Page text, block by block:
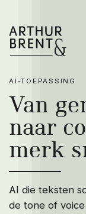
Zo
Merk bouwen
Merk
Merk activeren
We werken
AI-TOEPASSING
Van
naar
merk
AI die teksten
de tone of